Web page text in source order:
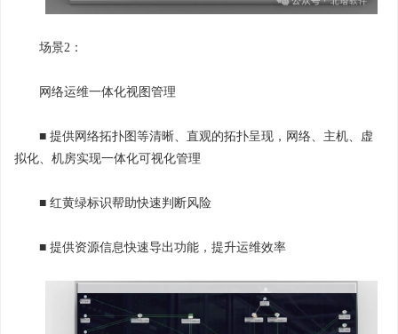
场景2：
网络运维一体化视图管理
■ 提供网络拓扑图等清晰、直观的拓扑呈现，网络、主机、虚
拟化、机房实现一体化可视化管理
■ 红黄绿标识帮助快速判断风险
■ 提供资源信息快速导出功能，提升运维效率